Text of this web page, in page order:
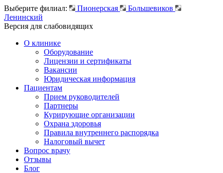
Выберите филиал: Пионерская
Большевиков
Ленинский
Версия для слабовидящих
О клинике
Оборудование
Лицензии и сертификаты
Вакансии
Юридическая информация
Пациентам
Прием руководителей
Партнеры
Курирующие организации
Охрана здоровья
Правила внутреннего распорядка
Налоговый вычет
Вопрос врачу
Отзывы
Блог